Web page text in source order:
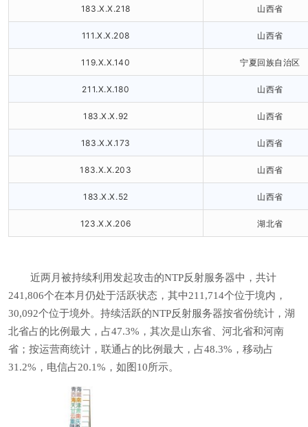
183.X.X.218 山西省
111.X.X.208 山西省
119.X.X.140 宁夏回族自治区
211.X.X.180 山西省
183.X.X.92 山西省
183.X.X.173 山西省
183.X.X.203 山西省
183.X.X.52 山西省
123.X.X.206 湖北省
近两月被持续利用发起攻击的NTP反射服务器中，共计
241,806个在本月仍处于活跃状态，其中211,714个位于境内，
30,092个位于境外。持续活跃的NTP反射服务器按省份统计，湖
北省占的比例最大，占47.3%，其次是山东省、河北省和河南
省；按运营商统计，联通占的比例最大，占48.3%，移动占
31.2%，电信占20.1%，如图10所示。